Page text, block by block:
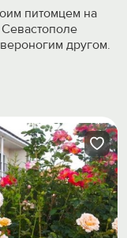
питомцем на
другом.